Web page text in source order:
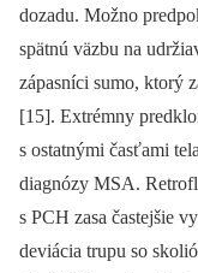
dozadu. Možno
spätnú väzbu na
zápasníci sumo, ktorý
[15]. Extrémny
s ostatnými časťami
diagnózy MSA.
s PCH zasa častejšie
deviácia trupu so